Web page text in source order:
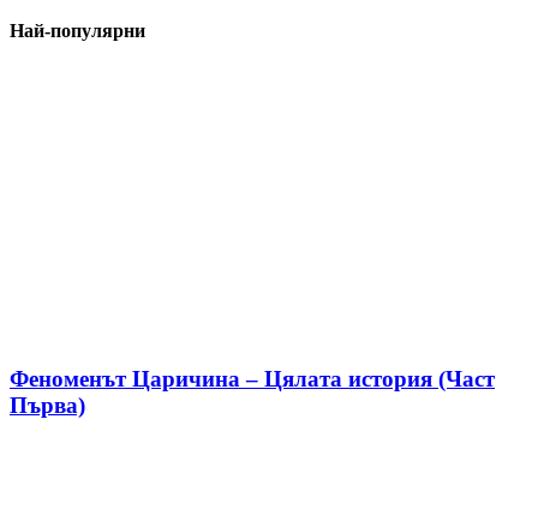
Най-популярни
Феноменът Царичина – Цялата история (Част
Първа)